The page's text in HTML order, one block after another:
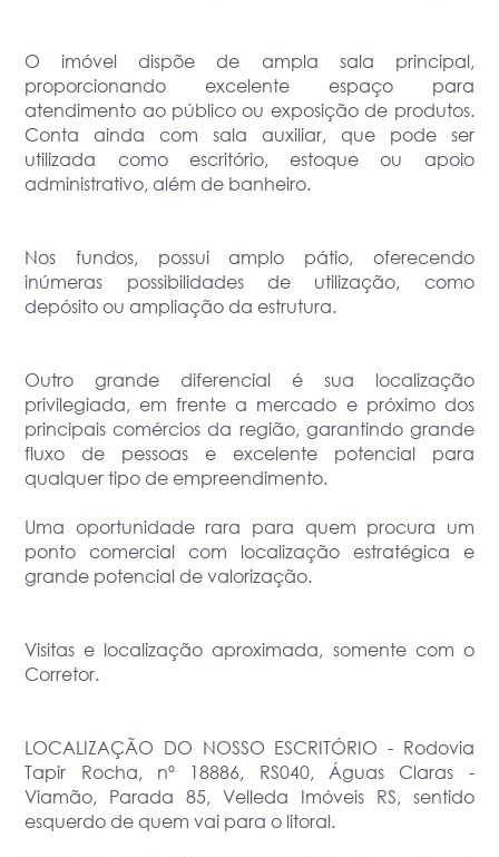
O imóvel dispõe de ampla sala principal,
proporcionando excelente espaço para
atendimento ao público ou exposição de produtos.
Conta ainda com sala auxiliar, que pode ser
utilizada como escritório, estoque ou apoio
administrativo, além de banheiro.
Nos fundos, possui amplo pátio, oferecendo
inúmeras possibilidades de utilização, como
depósito ou ampliação da estrutura.
Outro grande diferencial é sua localização
privilegiada, em frente a mercado e próximo dos
principais comércios da região, garantindo grande
fluxo de pessoas e excelente potencial para
qualquer tipo de empreendimento.
Uma oportunidade rara para quem procura um
ponto comercial com localização estratégica e
grande potencial de valorização.
Visitas e localização aproximada, somente com o
Corretor.
LOCALIZAÇÃO DO NOSSO ESCRITÓRIO - Rodovia
Tapir Rocha, nº 18886, RS040, Águas Claras -
Viamão, Parada 85, Velleda Imóveis RS, sentido
esquerdo de quem vai para o litoral.